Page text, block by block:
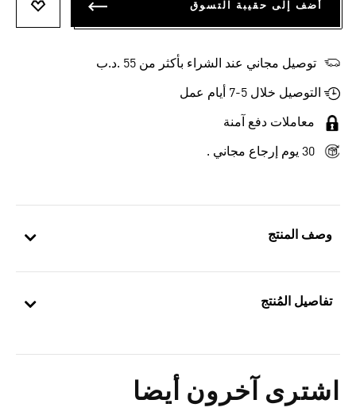
وصف المنتج
تفاصيل المُنتج
اشترى آخرون أيضا
أضف إلى حقيبة التسوق
توصيل مجاني عند الشراء بأكثر من 55 .د.ب‎
التوصيل خلال 5-7 أيام عمل
معاملات دفع آمنة